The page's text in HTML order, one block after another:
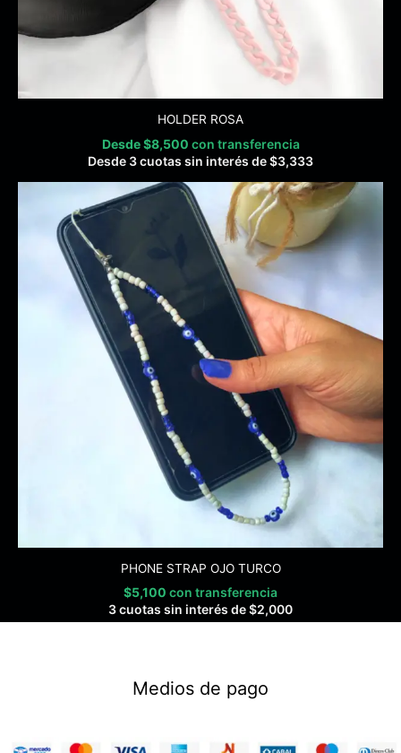
HOLDER ROSA
Desde$8,500 con transferencia
Desde 3 cuotas sin interés de$3,333
PHONE STRAP OJO TURCO
$5,100 con transferencia
3 cuotas sin interés de$2,000
Medios de pago